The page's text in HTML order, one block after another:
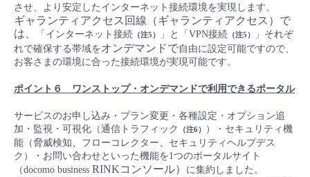
させ、より安定したインターネット接続環境を実現します。
ギャランティアクセス回線（ギャランティアクセス）で
は、
「インターネット接続 （注5） 」と「VPN接続 （注5）
」それぞ
れで確保する帯域をオンデマンドで自由に設定可能ですので、
お客さまの環境に合った接続環境が実現可能です。
ポイント６ ワンストップ・オンデマンドで利用できるポータル
サービスのお申し込み・プラン変更・各種設定・オプション追
加・監視・可視化（通信トラフィック
（注6）
）・セキュリティ機
能（脅威検知、フローコレクター、セキュリティヘルプデス
ク）・お問い合わせといった機能を1つのポータルサイト
（docomo business RINKコンソール）
に集約しました。